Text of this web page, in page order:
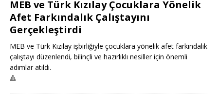
MEB ve Türk Kızılay Çocuklara Yönelik
Afet Farkındalık Çalıştayını
Gerçekleştirdi
MEB ve Türk Kızılay işbirliğiyle çocuklara yönelik afet farkındalık
çalıştayı düzenlendi, bilinçli ve hazırlıklı nesiller için önemli
adımlar atıldı.
🔺